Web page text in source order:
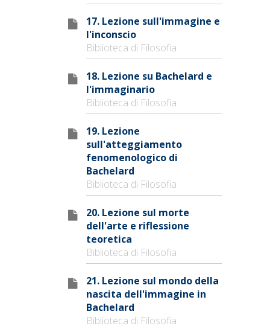
17. Lezione sull'immagine e
l'inconscio
Biblioteca di Filosofia
18. Lezione su Bachelard e
l'immaginario
Biblioteca di Filosofia
19. Lezione
sull'atteggiamento
fenomenologico di
Bachelard
Biblioteca di Filosofia
20. Lezione sul morte
dell'arte e riflessione
teoretica
Biblioteca di Filosofia
21. Lezione sul mondo della
nascita dell'immagine in
Bachelard
Biblioteca di Filosofia